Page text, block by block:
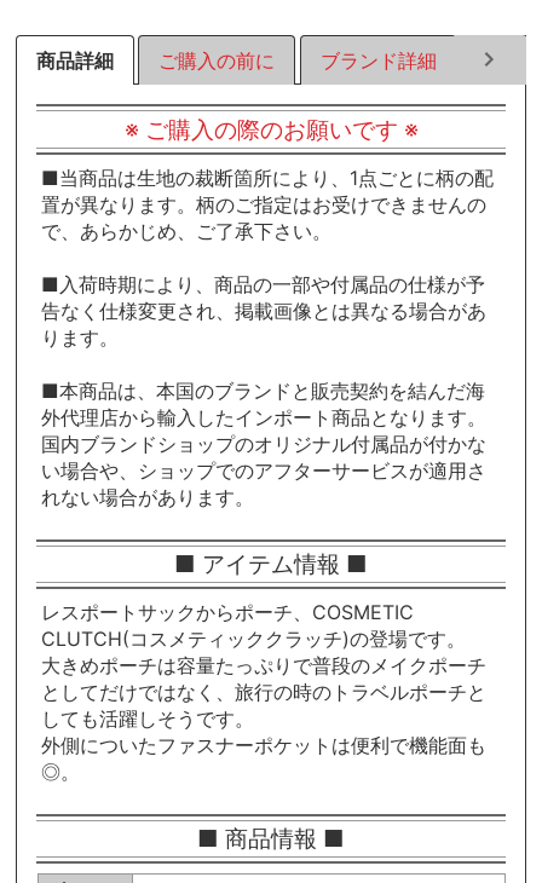
商品詳細 ご購入の前に ブランド詳細 ラッ
※ ご購入の際のお願いです ※
■当商品は生地の裁断箇所により、1点ごとに柄の配
置が異なります。柄のご指定はお受けできませんの
で、あらかじめ、ご了承下さい。
■入荷時期により、商品の一部や付属品の仕様が予
告なく仕様変更され、掲載画像とは異なる場合があ
ります。
■本商品は、本国のブランドと販売契約を結んだ海
外代理店から輸入したインポート商品となります。
国内ブランドショップのオリジナル付属品が付かな
い場合や、ショップでのアフターサービスが適用さ
れない場合があります。
■ アイテム情報 ■
レスポートサックからポーチ、COSMETIC
CLUTCH(コスメティッククラッチ)の登場です。
大きめポーチは容量たっぷりで普段のメイクポーチ
としてだけではなく、旅行の時のトラベルポーチと
しても活躍しそうです。
外側についたファスナーポケットは便利で機能面も
◎。
■ 商品情報 ■